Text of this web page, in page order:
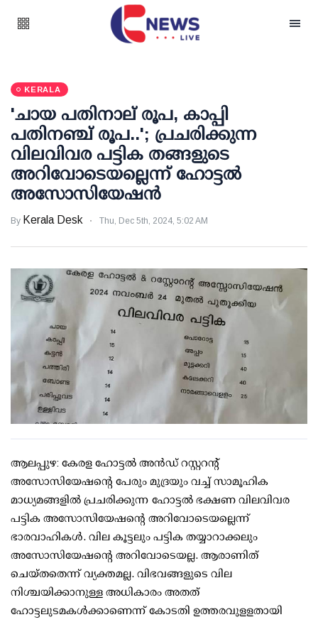
KERALA
'ചായ പതിനാല് രൂപ, കാപ്പി
പതിനഞ്ച് രൂപ..'; പ്രചരിക്കുന്ന
വിലവിവര പട്ടിക തങ്ങളുടെ
അറിവോടെയല്ലെന്ന് ഹോട്ടല്‍
അസോസിയേഷന്‍
By Kerala Desk Thu, Dec 5th, 2024, 5:02 AM
ആലപ്പുഴ: കേരള ഹോട്ടല്‍ അന്‍ഡ് റസ്റ്ററന്റ്
അസോസിയേഷന്റെ പേരും മുദ്രയും വച്ച് സാമൂഹിക
മാധ്യമങ്ങളില്‍ പ്രചരിക്കുന്ന ഹോട്ടല്‍ ഭക്ഷണ വിലവിവര
പട്ടിക അസോസിയേഷന്റെ അറിവോടെയല്ലെന്ന്
ഭാരവാഹികള്‍. വില കൂട്ടലും പട്ടിക തയ്യാറാക്കലും
അസോസിയേഷന്റെ അറിവോടെയല്ല. ആരാണിത്
ചെയ്തതെന്ന് വ്യക്തമല്ല. വിഭവങ്ങളുടെ വില
നിശ്ചയിക്കാനുള്ള അധികാരം അതത്
ഹോട്ടലുടമകള്‍ക്കാണെന്ന് കോടതി ഉത്തരവുളളതായി